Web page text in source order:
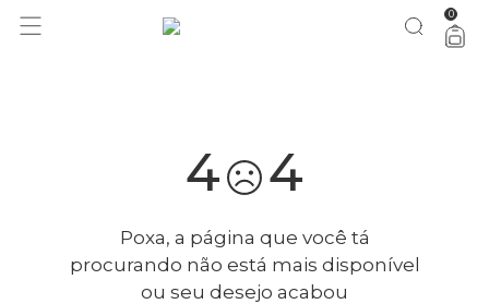
você merece 30% OFF pra comemorar com a gente aproveita! 0
4 4
Poxa, a página que você tá
procurando não está mais disponível
ou seu desejo acabou